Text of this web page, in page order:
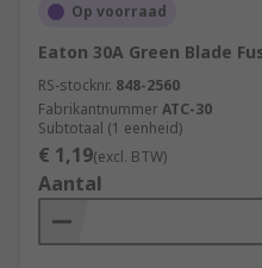
Op voorraad
Eaton 30A Green Blade
RS-stocknr. 848-2560
FabrikantnummerATC-30
Subtotaal (1 eenheid)
€ 1,19(excl. BTW)
Aantal